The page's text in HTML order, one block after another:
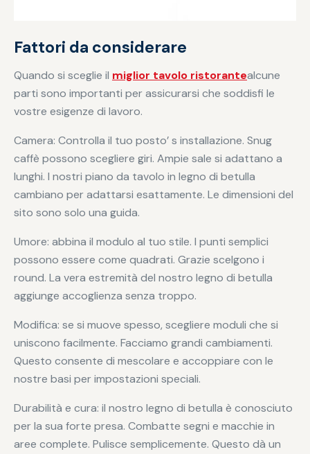
Fattori da considerare
Quando si sceglie il miglior tavolo ristorantealcune
parti sono importanti per assicurarsi che soddisfi le
vostre esigenze di lavoro.
Camera: Controlla il tuo posto’ s installazione. Snug
caffè possono scegliere giri. Ampie sale si adattano a
lunghi. I nostri piano da tavolo in legno di betulla
cambiano per adattarsi esattamente. Le dimensioni del
sito sono solo una guida.
Umore: abbina il modulo al tuo stile. I punti semplici
possono essere come quadrati. Grazie scelgono i
round. La vera estremità del nostro legno di betulla
aggiunge accoglienza senza troppo.
Modifica: se si muove spesso, scegliere moduli che si
uniscono facilmente. Facciamo grandi cambiamenti.
Questo consente di mescolare e accoppiare con le
nostre basi per impostazioni speciali.
Durabilità e cura: il nostro legno di betulla è conosciuto
per la sua forte presa. Combatte segni e macchie in
aree complete. Pulisce semplicemente. Questo dà un